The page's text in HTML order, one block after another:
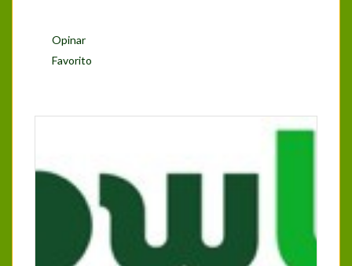
Opinar
Favorito